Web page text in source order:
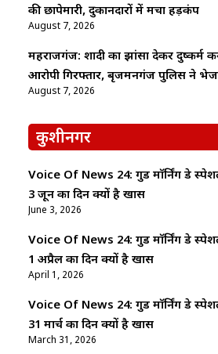
की छापेमारी, दुकानदारों में मचा हड़कंप
August 7, 2026
महराजगंज: शादी का झांसा देकर दुष्कर्म
आरोपी गिरफ्तार, बृजमनगंज पुलिस ने
August 7, 2026
कुशीनगर
Voice Of News 24: गुड माॅर्निंग डे
3 जून का दिन क्यों है खास
June 3, 2026
Voice Of News 24: गुड माॅर्निंग डे
1 अप्रैल का दिन क्यों है खास
April 1, 2026
Voice Of News 24: गुड माॅर्निंग डे
31 मार्च का दिन क्यों है खास
March 31, 2026